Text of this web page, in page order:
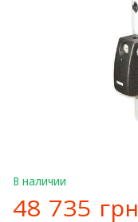
В наличии
48 735 грн